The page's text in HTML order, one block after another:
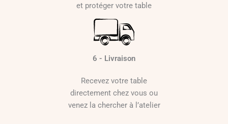
et protéger votre table
6 - Livraison
Recevez votre table
directement chez vous ou
venez la chercher à l’atelier